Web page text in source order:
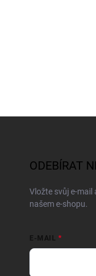
ODEBÍRAT
Vložte svůj e-
našem e-shopu.
E-MAIL